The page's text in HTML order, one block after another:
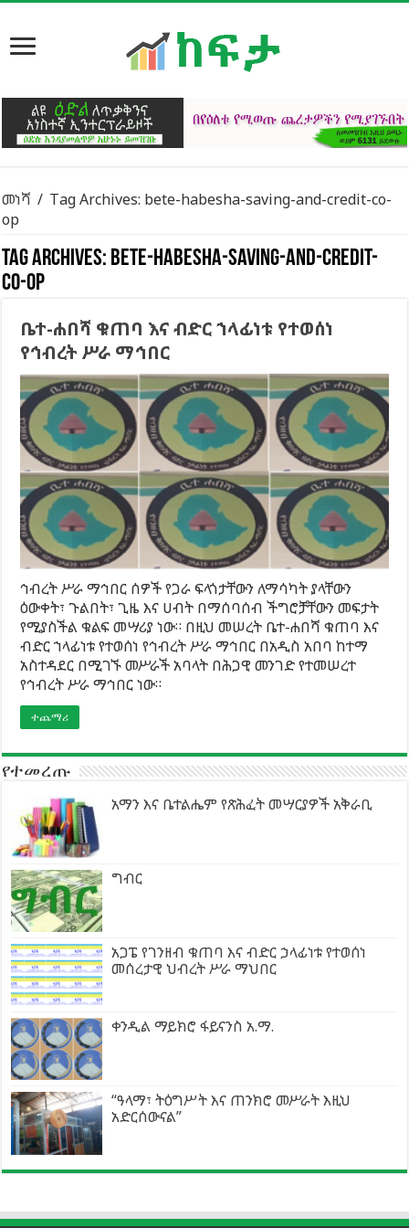
መነሻ / Tag Archives: bete-habesha-saving-and-credit-co-
op
Tag Archives: bete-habesha-saving-and-credit-
co-op
ቤተ-ሐበሻ ቁጠባ እና ብድር ኀላፊነቱ የተወሰነ
የኅብረት ሥራ ማኅበር
ኅብረት ሥራ ማኅበር ሰዎች የጋራ ፍላጎታቸውን ለማሳካት ያላቸውን
ዕውቀት፣ ጉልበት፣ ጊዜ እና ሀብት በማሰባሰብ ችግሮቻቸውን መፍታት
የሚያስችል ቁልፍ መሣሪያ ነው። በዚህ መሠረት ቤተ-ሐበሻ ቁጠባ እና
ብድር ኀላፊነቱ የተወሰነ የኅብረት ሥራ ማኅበር በአዲስ አበባ ከተማ
አስተዳደር በሚገኙ መሥራች አባላት በሕጋዊ መንገድ የተመሠረተ
የኅብረት ሥራ ማኅበር ነው።
ተጨማሪ
የተመረጡ
አማን እና ቤተልሔም የጽሕፈት መሣርያዎች አቅራቢ
ግብር
አጋፔ የገንዘብ ቁጠባ እና ብድር ኃላፊነቱ የተወሰነ
መሰረታዊ ህብረት ሥራ ማህበር
ቀንዲል ማይክሮ ፋይናንስ አ.ማ.
“ዓላማ፣ ትዕግሥት እና ጠንክሮ መሥራት እዚህ
አድርሰውናል”